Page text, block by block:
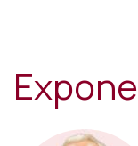
Expone